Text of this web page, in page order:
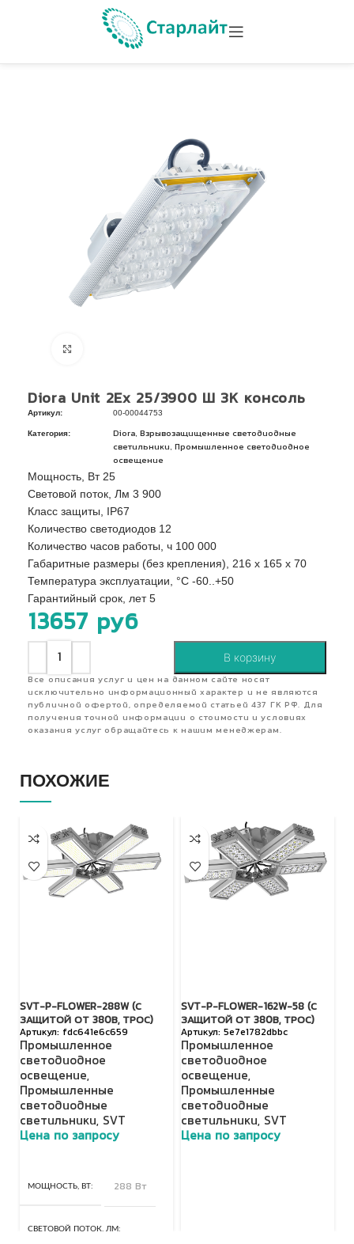
Diora Unit 2Ex 25/3900 Ш 3K консоль
Артикул: 00-00044753
Категория: Diora
Взрывозащищенные светодиодные
светильники
Промышленное светодиодное
освещение
Мощность, Вт 25
Световой поток, Лм 3 900
Класс защиты, IP67
Количество светодиодов 12
Количество часов работы, ч 100 000
Габаритные размеры (без крепления), 216 x 165 x 70
Температура эксплуатации, °C -60..+50
Гарантийный срок, лет 5
13657 руб
В корзину
Все описания услуг и цен на данном сайте носят
исключительно информационный характер и не являются
публичной офертой, определяемой статьей 437 ГК РФ. Для
получения точной информации о стоимости и условиях
оказания услуг обращайтесь к нашим менеджерам.
ПОХОЖИЕ
SVT-P-FLOWER-288W (С
ЗАЩИТОЙ ОТ 380В, ТРОС)
fdc641e6c659
Промышленное
светодиодное
освещение,
Промышленные
светодиодные
светильники, SVT
Цена по запросу
МОЩНОСТЬ, ВТ 288 Вт
СВЕТОВОЙ ПОТОК, ЛМ
SVT-P-FLOWER-162W-58 (С
ЗАЩИТОЙ ОТ 380В, ТРОС)
5e7e1782dbbc
Промышленное
светодиодное
освещение,
Промышленные
светодиодные
светильники, SVT
Цена по запросу